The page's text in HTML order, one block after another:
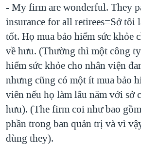
- My firm are wonderful. They
insurance for all retirees=Sở tôi
tốt. Họ mua bảo hiểm sức khỏe
về hưu. (Thường thì một công
hiểm sức khỏe cho nhân viện
nhưng cũng có một ít mua bảo
viên nếu họ làm lâu năm với sở
hưu). (The firm coi như bao
phần trong ban quản trị và vì
dùng they).